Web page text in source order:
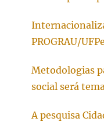
Urbano
PROGRAU/
na
Metodologias
social será
A pesquisa